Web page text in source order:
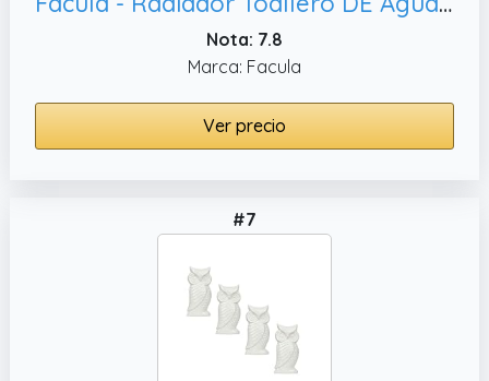
Nota: 7.8
Marca: Facula
Ver precio
#7